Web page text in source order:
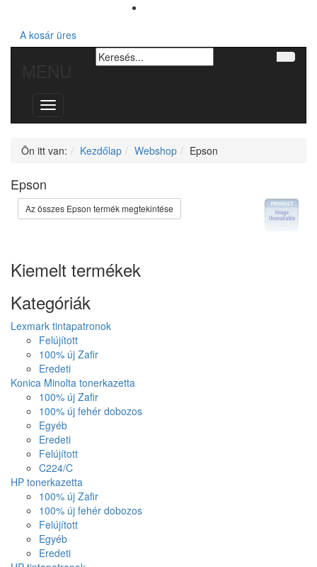
A kosár üres
Toggle
navigation
Ön itt van: Kezdőlap Webshop Epson
Epson
Az összes Epson termék megtekintése
Kiemelt termékek
Kategóriák
Lexmark tintapatronok
Felújított
100% új Zafir
Eredeti
Konica Minolta tonerkazetta
100% új Zafir
100% új fehér dobozos
Egyéb
Eredeti
Felújított
C224/C
HP tonerkazetta
100% új Zafir
100% új fehér dobozos
Felújított
Egyéb
Eredeti